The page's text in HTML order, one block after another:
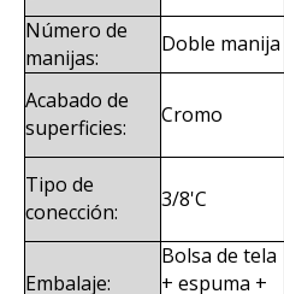
Número de
manijas:
Doble manija
Acabado de
superficies:
Cromo
Tipo de
conección:
3/8'C
Embalaje:
Bolsa de tela
+ espuma +